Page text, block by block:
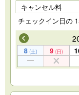
キャンセル料
チェックイン日の
8 (土) 9 (日)